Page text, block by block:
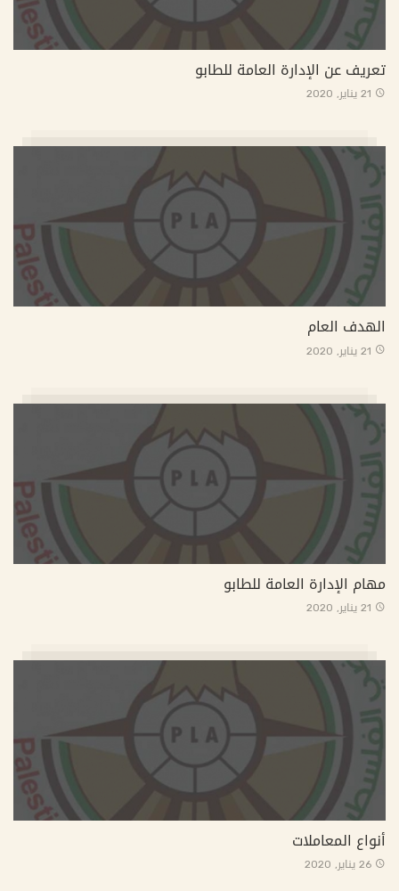
تعريف عن الإدارة العامة للطابو
21 يناير, 2020
الهدف العام
21 يناير, 2020
مهام الإدارة العامة للطابو
21 يناير, 2020
أنواع المعاملات
26 يناير, 2020